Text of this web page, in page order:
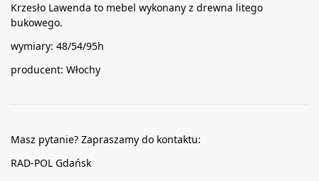
Krzesło Lawenda to mebel wykonany z drewna litego
bukowego.
wymiary: 48/54/95h
producent: Włochy
Masz pytanie? Zapraszamy do kontaktu:
RAD-POL Gdańsk